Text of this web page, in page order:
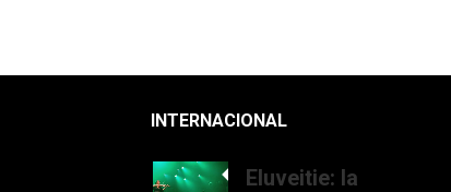
INTERNACIONAL
Eluveitie: la